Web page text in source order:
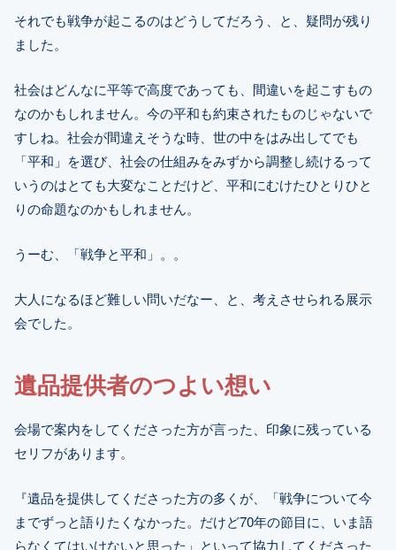
それでも戦争が起こるのはどうしてだろう、と、疑問が残り
ました。
社会はどんなに平等で高度であっても、間違いを起こすもの
なのかもしれません。今の平和も約束されたものじゃないで
すしね。社会が間違えそうな時、世の中をはみ出してでも
「平和」を選び、社会の仕組みをみずから調整し続けるって
いうのはとても大変なことだけど、平和にむけたひとりひと
りの命題なのかもしれません。
うーむ、「戦争と平和」。。
大人になるほど難しい問いだなー、と、考えさせられる展示
会でした。
遺品提供者のつよい想い
会場で案内をしてくださった方が言った、印象に残っている
セリフがあります。
『遺品を提供してくださった方の多くが、「戦争について今
までずっと語りたくなかった。だけど70年の節目に、いま語
らなくてはいけないと思った」といって協力してくださった